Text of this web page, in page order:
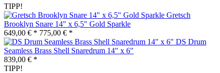
TIPP!
Gretsch
Brooklyn Snare 14" x 6,5" Gold Sparkle
649,00 € * 775,00 € *
DS Drum
Seamless Brass Shell Snaredrum 14" x 6"
839,00 € *
TIPP!